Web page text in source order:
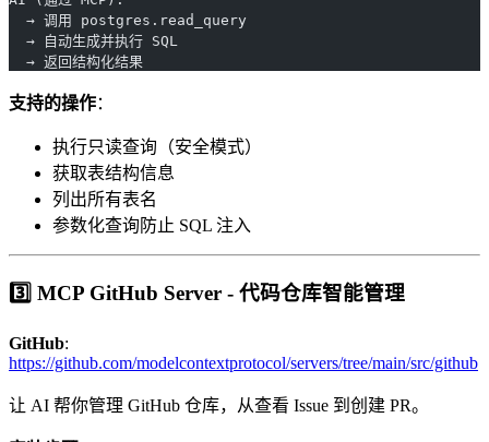
  → 调用 postgres.read_query
  → 自动生成并执行 SQL
  → 返回结构化结果
支持的操作：
执行只读查询（安全模式）
获取表结构信息
列出所有表名
参数化查询防止 SQL 注入
3️⃣ MCP GitHub Server - 代码仓库智能管理
GitHub:
https://github.com/modelcontextprotocol/servers/tree/main/src/github
让 AI 帮你管理 GitHub 仓库，从查看 Issue 到创建 PR。